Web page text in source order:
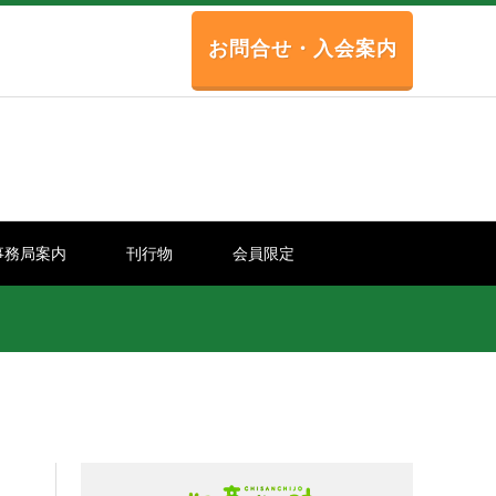
お問合せ・入会案内
務局案内 刊行物 会員限定